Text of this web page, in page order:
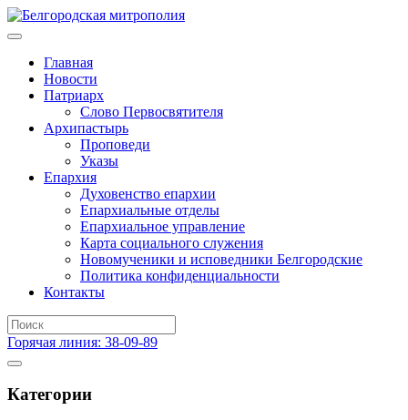
Главная
Новости
Патриарх
Слово Первосвятителя
Архипастырь
Проповеди
Указы
Епархия
Духовенство епархии
Епархиальные отделы
Епархиальное управление
Карта социального служения
Новомученики и исповедники Белгородские
Политика конфиденциальности
Контакты
Горячая линия: 38-09-89
Категории